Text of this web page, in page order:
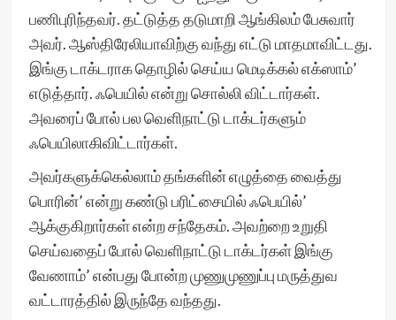
பணிபுரிந்தவர். தட்டுத்த தடுமாறி ஆங்கிலம் பேசுவார்
அவர். ஆஸ்திரேலியாவிற்கு வந்து எட்டு மாதமாவிட்டது.
இங்கு டாக்டராக தொழில் செய்ய மெடிக்கல் எக்ஸாம்’
எடுத்தார். ஃபெயில் என்று சொல்லி விட்டார்கள்.
அவரைப் போல் பல வெளிநாட்டு டாக்டர்களும்
ஃபெயிலாகிவிட்டார்கள்.
அவர்களுக்கெல்லாம் தங்களின் எழுத்தை வைத்து
பொரின்’ என்று கண்டு பரிட்சையில் ஃபெயில்’
ஆக்குகிறார்கள் என்ற சந்தேகம். அவற்றை உறுதி
செய்வதைப் போல் வெளிநாட்டு டாக்டர்கள் இங்கு
வேணாம்’ என்பது போன்ற முணுமுணுப்பு மருத்துவ
வட்டாரத்தில் இருந்தே வந்தது.